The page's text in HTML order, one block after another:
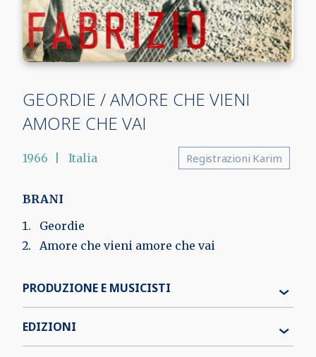
GEORDIE / AMORE CHE VIENI
AMORE CHE VAI
1966 Italia Registrazioni Karim
BRANI
Geordie
Amore che vieni amore che vai
PRODUZIONE E MUSICISTI
EDIZIONI